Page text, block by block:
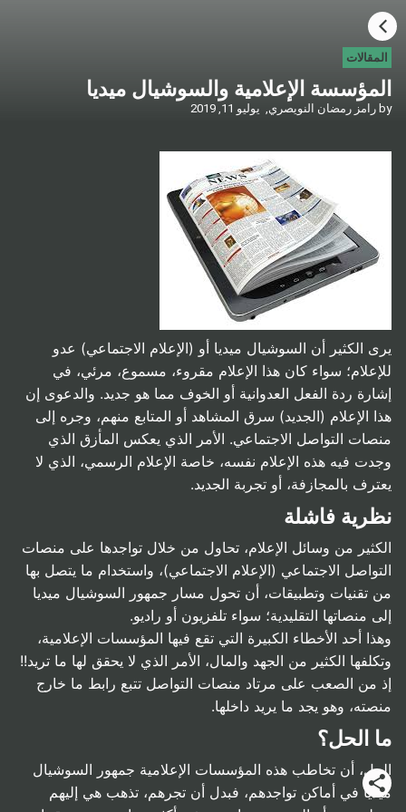
المقالات
المؤسسة الإعلامية والسوشيال ميديا
by رامز رمضان النويصري, يوليو 11, 2019
يرى الكثير أن السوشيال ميديا أو (الإعلام الاجتماعي) عدو
للإعلام؛ سواء كان هذا الإعلام مقروء، مسموع، مرئي، في
إشارة ردة الفعل العدوانية أو الخوف مما هو جديد. والدعوى إن
هذا الإعلام (الجديد) سرق المشاهد أو المتابع منهم، وجره إلى
منصات التواصل الاجتماعي. الأمر الذي يعكس المأزق الذي
وجدت فيه هذه الإعلام نفسه، خاصة الإعلام الرسمي، الذي لا
يعترف بالمجازفة، أو تجربة الجديد.
نظرية فاشلة
الكثير من وسائل الإعلام، تحاول من خلال تواجدها على منصات
التواصل الاجتماعي (الإعلام الاجتماعي)، واستخدام ما يتصل بها
من تقنيات وتطبيقات، أن تحول مسار جمهور السوشيال ميديا
إلى منصاتها التقليدية؛ سواء تلفزيون أو راديو.
وهذا أحد الأخطاء الكبيرة التي تقع فيها المؤسسات الإعلامية،
وتكلفها الكثير من الجهد والمال، الأمر الذي لا يحقق لها ما تريد!!
إذ من الصعب على مرتاد منصات التواصل تتبع رابط ما خارج
منصته، وهو يجد ما يريد داخلها.
ما الحل؟
الحل، أن تخاطب هذه المؤسسات الإعلامية جمهور السوشيال
ميديا في أماكن تواجدهم، فبدل أن تجرهم، تذهب هي إليهم
HOME
CATEGORIES
GO TO
VISIT WEBSITE